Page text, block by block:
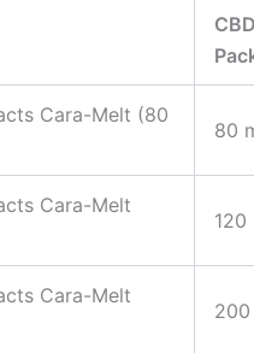
Cara-Melt (80
80
Cara-Melt
120
Cara-Melt